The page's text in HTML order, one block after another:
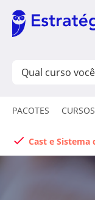
PACOTES
Cast e Sistema